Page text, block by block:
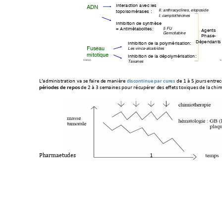
"#$%&$'()*'+! ,!
8</,(0)0-*#/*03)+9/+-'+5/0#'+,'+(/)0$#'+ discontinue%par%cures +,'+C+;+D+E32#-+'
périodes%de%repos+,'+F+;+G +-'(/0)'-+432#+#".24"#'#+,'-+'55'*-+*3H012'-+,'+&/+.6
!"#$" !"
ADN
Inhibition de synthèse
= Antimétabolites:
5 FU
Gemcitabine
Interaction avec les
topoisomérases :
II: anthracyclines, etoposide
I: camptothécines
Fuseau
mitotique
Inhibition de la polymérisation:
Les vinca-alcaloïdes
Inhibition de la dépo lymérisation:
Taxanes
Agents
Phase-
Dépendants